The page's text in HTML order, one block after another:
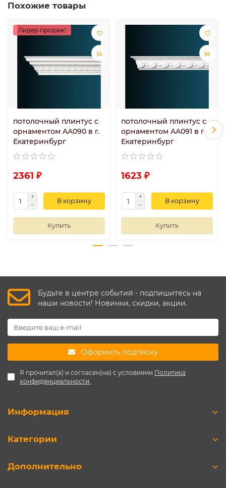
Похожие товары
Лидер продаж!
потолочный плинтус с
орнаментом AA090 в г.
Екатеринбург
2361 ₽
В корзину
Купить
потолочный плинтус с
орнаментом AA091 в г.
Екатеринбург
1623 ₽
В корзину
Купить
Будьте в центре событий - подпишитесь на
наши новости! Новинки, скидки, акции.
Оформить подписку
Я прочитал(а) и согласен(на) с условиями Политика
конфиденциальности.
Информация
Категории
Дополнительно